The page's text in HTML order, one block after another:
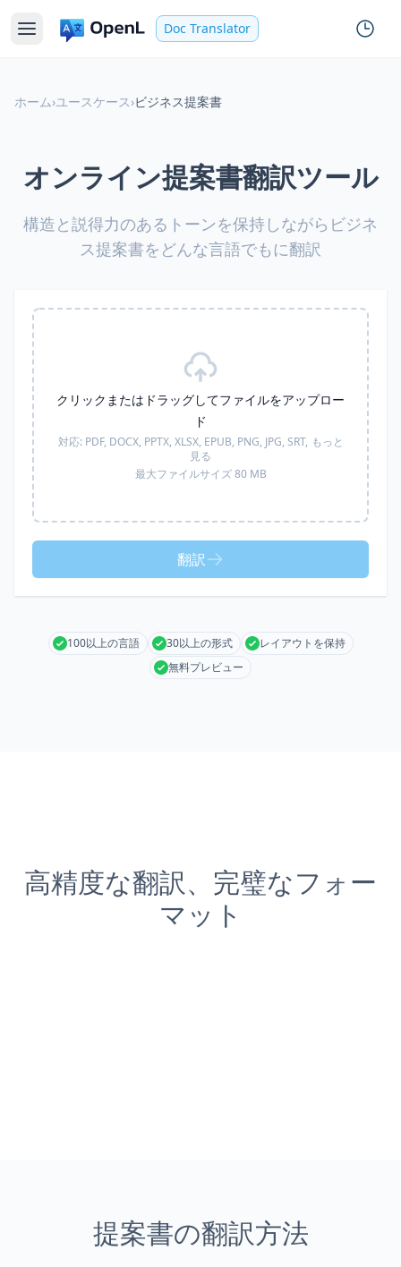
Doc Translator
ホーム›ユースケース›ビジネス提案書
オンライン提案書翻訳ツール
構造と説得力のあるトーンを保持しながらビジネ
ス提案書をどんな言語でもに翻訳
クリックまたはドラッグしてファイルをアップロー
ド
対応: PDF, DOCX, PPTX, XLSX, EPUB, PNG, JPG, SRT, もっと
見る
最大ファイルサイズ 80 MB
翻訳
100以上の言語 30以上の形式
レイアウトを保持
無料プレビュー
高精度な翻訳、完璧なフォー
マット
提案書の翻訳方法